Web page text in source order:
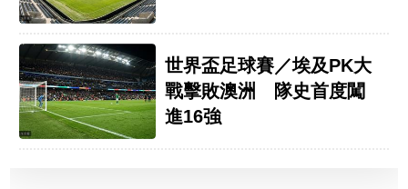
世界盃足球賽／埃及PK大
戰擊敗澳洲 隊史首度闖
進16強